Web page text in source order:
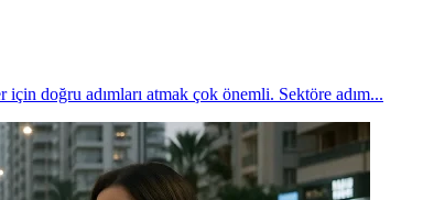
doğru adımları atmak çok önemli. Sektöre adım...